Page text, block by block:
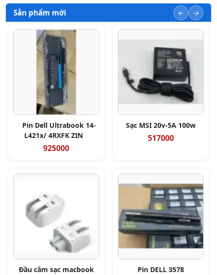
Sản phẩm mới
Pin Dell Ultrabook 14-
L421x/ 4RXFK ZIN
925000
Sạc MSI 20v-5A 100w
517000
Đầu cắm sạc macbook Pin DELL 3578